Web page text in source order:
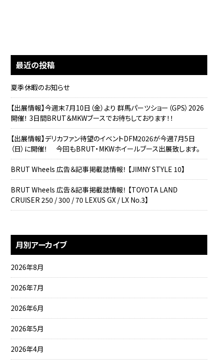
最近の投稿
夏季休暇のお知らせ
【出展情報】今週末7月10日（金）より 群馬パーツショー（GPS）2026
開催！ 3日間BRUT＆MKWブースでお待ちしております！！
【出展情報】デリカファン待望のイベントDFM2026が今週7月5日
（日）に開催！ 今回もBRUT・MKWホイールブース出展致します。
BRUT Wheels 広告＆記事掲載誌情報！ 【JIMNY STYLE 10】
BRUT Wheels 広告＆記事掲載誌情報！ 【TOYOTA LAND
CRUISER 250 / 300 / 70 LEXUS GX / LX No.3】
月別アーカイブ
2026年8月
2026年7月
2026年6月
2026年5月
2026年4月